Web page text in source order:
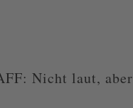
Nicht laut, aber